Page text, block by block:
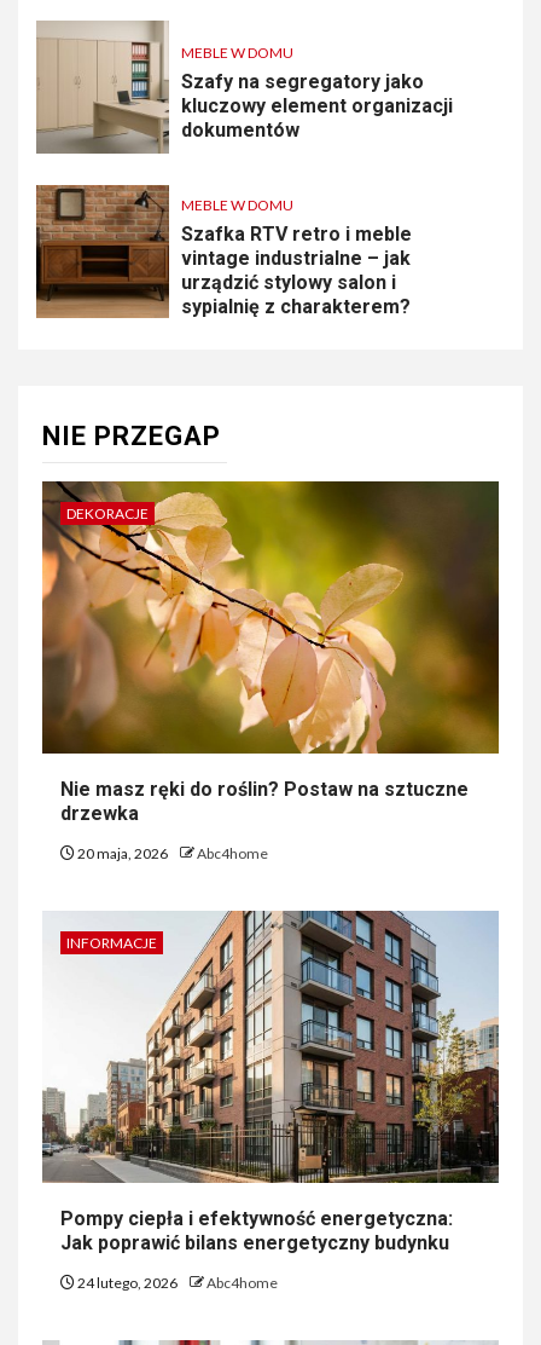
MEBLE W DOMU
Szafy na segregatory jako
kluczowy element organizacji
dokumentów
MEBLE W DOMU
Szafka RTV retro i meble
vintage industrialne – jak
urządzić stylowy salon i
sypialnię z charakterem?
NIE PRZEGAP
DEKORACJE
Nie masz ręki do roślin? Postaw na sztuczne
drzewka
20 maja, 2026 Abc4home
INFORMACJE
Pompy ciepła i efektywność energetyczna:
Jak poprawić bilans energetyczny budynku
24 lutego, 2026 Abc4home